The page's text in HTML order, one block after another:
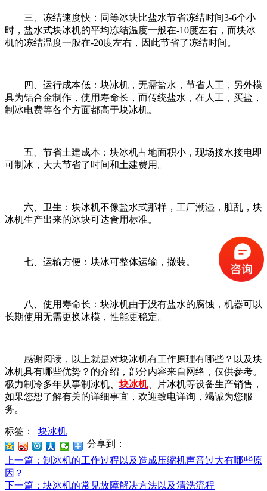
三、冻结速度快：同等冰块比盐水节省冻结时间3-6个小
时，盐水式块冰机的平均冻结温度一般在-10度左右，而块冰
机的冻结温度一般在-20度左右，因此节省了冻结时间。
四、运行成本低：块冰机，无需盐水，节省人工，另外模
具为铝合金制作，使用寿命长，而传统盐水，在人工，买盐，
制冰电费等各个方面都高于块冰机。
五、节省土建成本：块冰机占地面积小，现场接水接电即
可制冰，大大节省了时间和土建费用。
六、卫生：块冰机不像盐水式那样，工厂潮湿，脏乱，块
冰机生产出来的冰块可达食用标准。
七、运输方便：块冰可整体运输，撤装。
八、使用寿命长：块冰机由于没有盐水的腐蚀，机器可以
长期使用无需更换冰模，性能更稳定。
感谢阅读，以上就是对块冰机有工作原理有哪些？以及块
冰机具有哪些优势？的介绍，部分内容来自网络，仅供参考。
极力制冷多年从事制冰机、 块冰机、片冰机等设备生产销售，
如果您想了解有关的详细事宜，欢迎致电详询，竭诚为您服
务。
标签： 块冰机
分享到：
上一篇 ：制冰机的工作过程以及造成压缩机声音过大有哪些原
因？
下一篇 ：块冰机的常见故障解决方法以及清洗流程